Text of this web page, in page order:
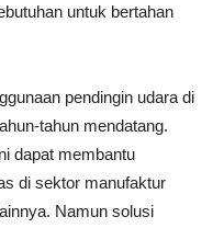
untuk bertahan
pendingin udara di
tahun mendatang.
dapat membantu
di sektor manufaktur
Namun solusi